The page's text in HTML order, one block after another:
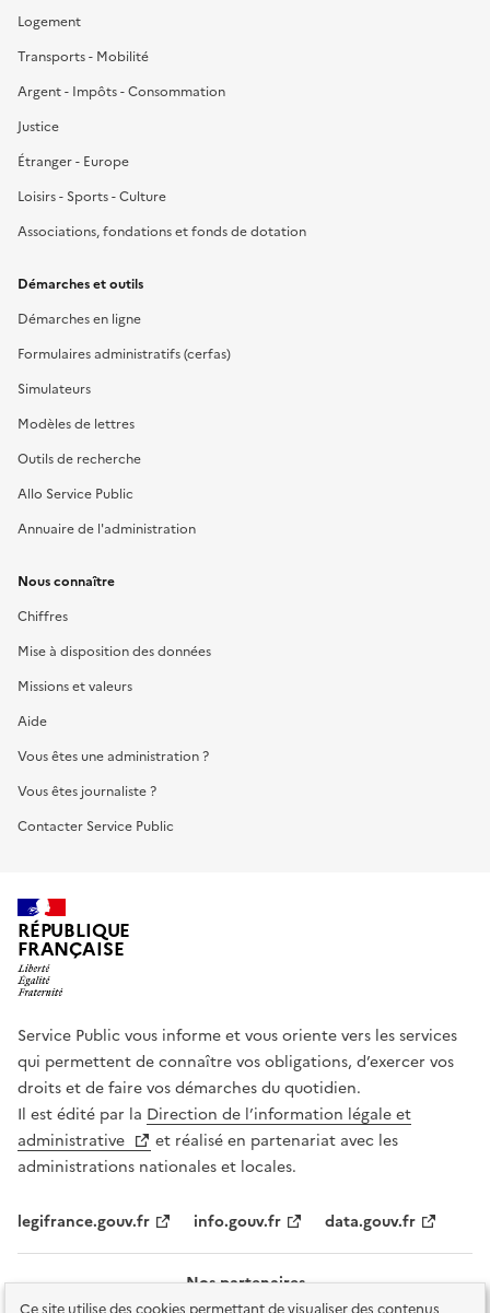
Logement
Transports - Mobilité
Argent - Impôts - Consommation
Justice
Étranger - Europe
Loisirs - Sports - Culture
Associations, fondations et fonds de dotation
Démarches et outils
Démarches en ligne
Formulaires administratifs (cerfas)
Simulateurs
Modèles de lettres
Outils de recherche
Allo Service Public
Annuaire de l'administration
Nous connaître
Chiffres
Mise à disposition des données
Missions et valeurs
Aide
Vous êtes une administration ?
Vous êtes journaliste ?
Contacter Service Public
RÉPUBLIQUE
FRANÇAISE
Service Public vous informe et vous oriente vers les services
qui permettent de connaître vos obligations, d’exercer vos
droits et de faire vos démarches du quotidien.
Il est édité par la Direction de l’information légale et
administrative
et réalisé en partenariat avec les
administrations nationales et locales.
legifrance.gouv.fr info.gouv.fr data.gouv.fr
Nos partenaires